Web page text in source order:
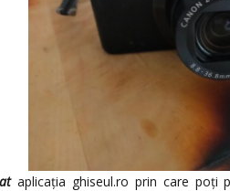
aplicația ghiseul.ro prin care poți